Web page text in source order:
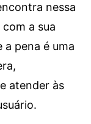
nessa
a sua
a pena é uma
atender às